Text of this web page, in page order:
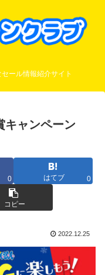
ール情報紹介サイト
キャンペーン
0 はてブ 0
コピー
2022.12.25